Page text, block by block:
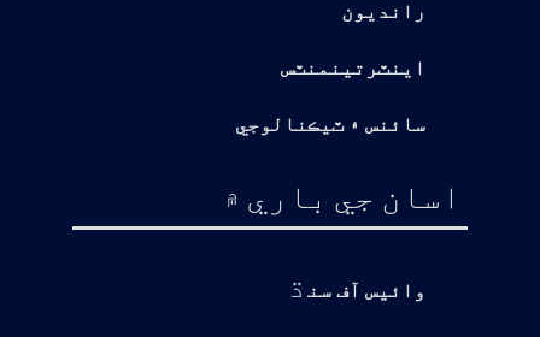
رانديون
اينٽرتينمنٽس
سائنس ۽ ٽيڪنالوجي
اسان جي باري ۾
وائيس آف سن ڌ